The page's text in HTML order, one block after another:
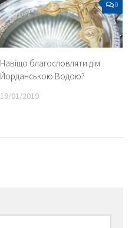
0
Навіщо благословляти дім
Йорданською Водою?
19/01/2019